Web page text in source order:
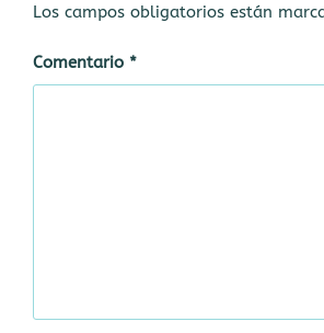
Los campos obligatorios están
Comentario *